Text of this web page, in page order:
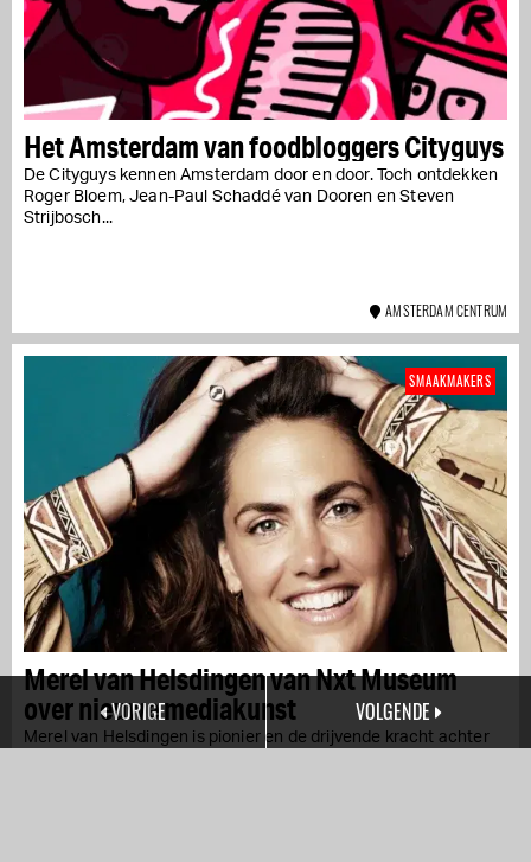
VOLGENDE
VORIGE
Het Amsterdam van foodbloggers Cityguys
De Cityguys kennen Amsterdam door en door. Toch ontdekken
Roger Bloem, Jean-Paul Schaddé van Dooren en Steven
Strijbosch...
AMSTERDAM CENTRUM
Merel van Helsdingen van Nxt Museum
over nieuwe mediakunst
Merel van Helsdingen is pionier en de drijvende kracht achter
SMAAKMAKERS